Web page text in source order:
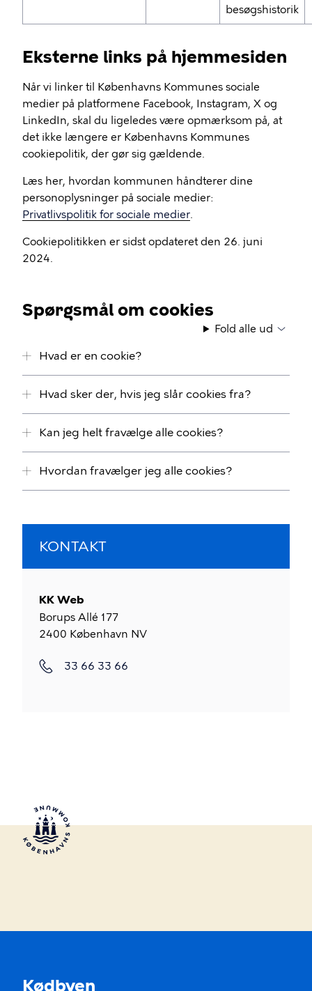
besøgshistorik
Eksterne links på hjemmesiden
Når vi linker til Københavns Kommunes sociale
medier på platformene Facebook, Instagram, X og
LinkedIn, skal du ligeledes være opmærksom på, at
det ikke længere er Københavns Kommunes
cookiepolitik, der gør sig gældende.
Læs her, hvordan kommunen håndterer dine
personoplysninger på sociale medier:
Privatlivspolitik for sociale medier.
Cookiepolitikken er sidst opdateret den 26. juni
2024.
Spørgsmål om cookies
Fold alle ud
Hvad er en cookie?
Hvad sker der, hvis jeg slår cookies fra?
Kan jeg helt fravælge alle cookies?
Hvordan fravælger jeg alle cookies?
KONTAKT
KK Web
Borups Allé 177
2400 København NV
33 66 33 66
Kødbyen